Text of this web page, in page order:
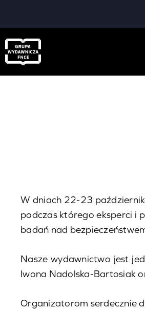
springen
W dniach 22-23
podczas którego eksperci i
badań nad
Nasze wydawnictwo jest
Iwona Nadolska-Bartosiak
Organizatorom serdecznie